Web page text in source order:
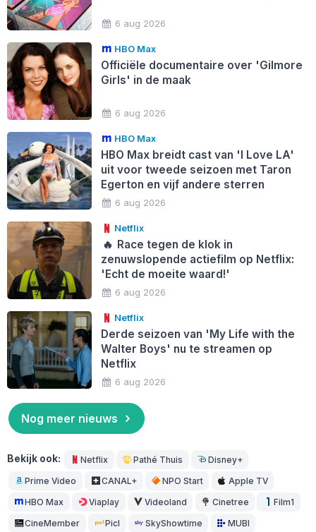
6 aug 2026
HBO Max
Officiële documentaire over 'Gilmore
Girls' in de maak
6 aug 2026
HBO Max
HBO Max breidt cast van 'I Love LA'
uit voor tweede seizoen met Taron
Egerton en vijf andere sterren
6 aug 2026
Netflix
🔥 Race tegen de klok in
zenuwslopende actiefilm op Netflix:
'Echt de moeite waard!'
6 aug 2026
Netflix
Derde seizoen van 'My Life with the
Walter Boys' nu te streamen op
Netflix
6 aug 2026
Nog meer nieuws
Bekijk ook: Netflix Pathé Thuis Disney+
Prime Video CANAL+ NPO Start Apple TV
HBO Max Viaplay Videoland Cinetree Film1
CineMember Picl SkyShowtime MUBI